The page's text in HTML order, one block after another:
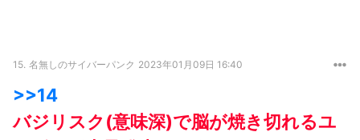
15. 名無しのサイバーパンク 2023年01月09日 16:40
>>14
バジリスク(意味深)で脳が焼き切れるユ